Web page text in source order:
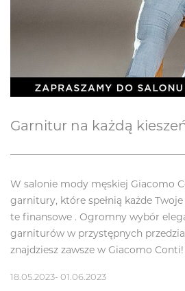
Garnitur na każdą
W salonie mody męskiej Giacomo
garnitury, które spełnią każde
te finansowe . Ogromny wybór
garniturów w przystępnych
znajdziesz zawsze w Giacomo Conti!
18.05.2023- 01.06.2023